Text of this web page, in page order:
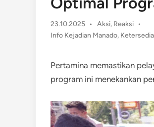
23.10.2025 •
Posted
in
Aksi, Reaksi
•
Info Kejadian Manado,
Pertamina memastikan
program ini menekankan